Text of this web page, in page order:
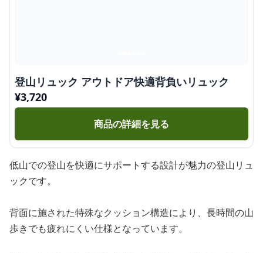
登山リュック アウトドア快適背負いリュック
¥3,720
商品の詳細を見る
低山での登山を快適にサポートする設計が魅力の登山リュ
ックです。
背面に施された特殊なクッション構造により、長時間の山
歩きでも疲れにくい仕様となっています。